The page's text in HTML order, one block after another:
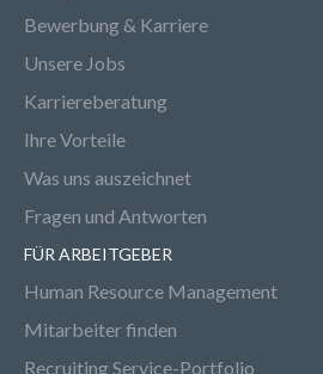
Bewerbung & Karriere
Unsere Jobs
Karriereberatung
Ihre Vorteile
Was uns auszeichnet
Fragen und Antworten
FÜR ARBEITGEBER
Human Resource Management
Mitarbeiter finden
Recruiting Service-Portfolio